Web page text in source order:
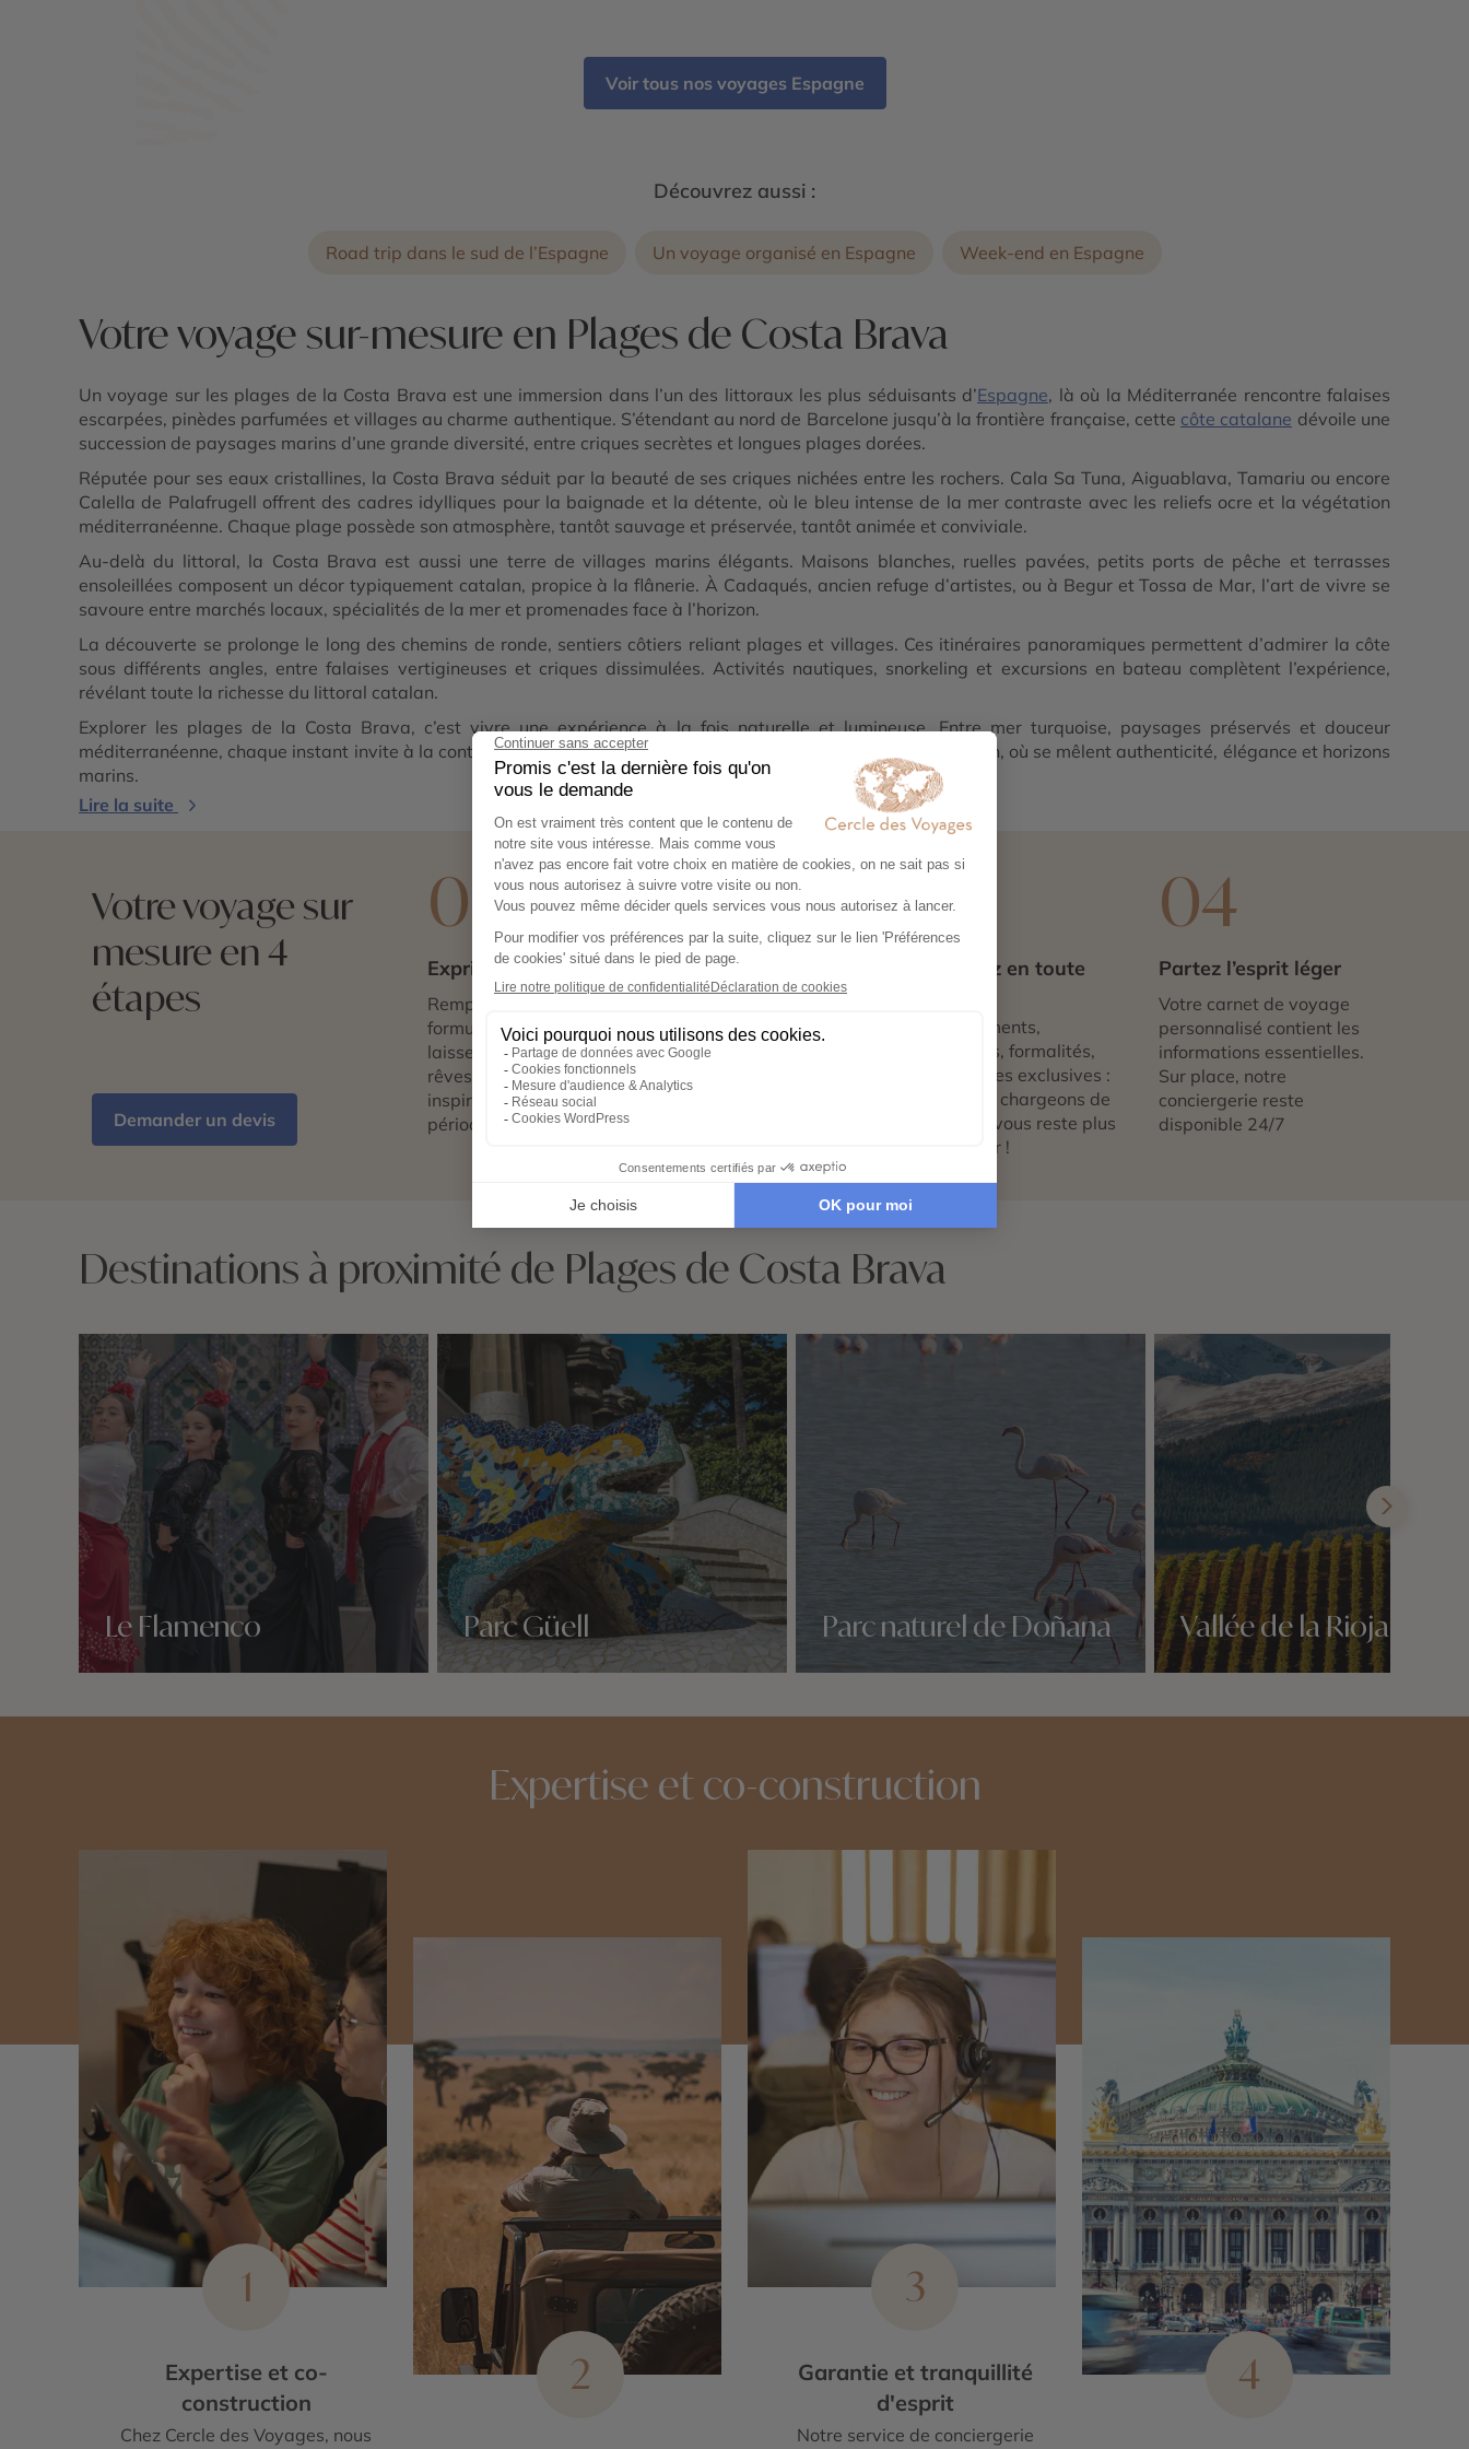
Voir tous nos voyages Espagne
Découvrez aussi :
Road trip dans le sud de l’Espagne Un voyage organisé en Espagne Week-end en Espagne
Votre voyage sur-mesure en Plages de Costa Brava
Un voyage sur les plages de la Costa Brava est une immersion dans l’un des littoraux les plus séduisants d’Espagne, là où la Méditerranée rencontre falaises
escarpées, pinèdes parfumées et villages au charme authentique. S’étendant au nord de Barcelone jusqu’à la frontière française, cette côte catalane dévoile une
succession de paysages marins d’une grande diversité, entre criques secrètes et longues plages dorées.
Réputée pour ses eaux cristallines, la Costa Brava séduit par la beauté de ses criques nichées entre les rochers. Cala Sa Tuna, Aiguablava, Tamariu ou encore
Calella de Palafrugell offrent des cadres idylliques pour la baignade et la détente, où le bleu intense de la mer contraste avec les reliefs ocre et la végétation
méditerranéenne. Chaque plage possède son atmosphère, tantôt sauvage et préservée, tantôt animée et conviviale.
Au-delà du littoral, la Costa Brava est aussi une terre de villages marins élégants. Maisons blanches, ruelles pavées, petits ports de pêche et terrasses
ensoleillées composent un décor typiquement catalan, propice à la flânerie. À Cadaqués, ancien refuge d’artistes, ou à Begur et Tossa de Mar, l’art de vivre se
savoure entre marchés locaux, spécialités de la mer et promenades face à l’horizon.
La découverte se prolonge le long des chemins de ronde, sentiers côtiers reliant plages et villages. Ces itinéraires panoramiques permettent d’admirer la côte
sous différents angles, entre falaises vertigineuses et criques dissimulées. Activités nautiques, snorkeling et excursions en bateau complètent l’expérience,
révélant toute la richesse du littoral catalan.
Explorer les plages de la Costa Brava, c’est vivre une expérience à la fois naturelle et lumineuse. Entre mer turquoise, paysages préservés et douceur
méditerranéenne, chaque instant invite à la contemplation et à la détente. Une parenthèse balnéaire d’exception, où se mêlent authenticité, élégance et horizons
marins.
Lire la suite
Votre voyage sur
mesure en 4
étapes
Demander un devis
01
Exprimez vos envies
Remplissez notre
formulaire en ligne et
laissez libre cours à vos
rêves de voyage :
inspirations, budget,
période idéale…
02
Co-construisez votre
itinéraire
Échangez avec un
conseiller-expert pour
image, adapté à vos
03
Réservez en toute
Hébergements,
transports, formalités,
expériences exclusives :
nous nous chargeons de
tout. Il ne vous reste plus
qu’à partir !
04
Partez l’esprit léger
Votre carnet de voyage
personnalisé contient les
informations essentielles.
Sur place, notre
conciergerie reste
disponible 24/7
Destinations à proximité de Plages de Costa Brava
Le Flamenco Parc Güell Parc naturel de Doñana Vallée de la Rioja
Expertise et co-construction
1
Expertise et co-
construction
Chez Cercle des Voyages, nous
2
3
Garantie et tranquillité
d'esprit
Notre service de conciergerie
4